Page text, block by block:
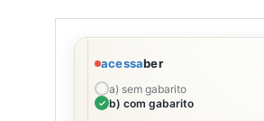
acessaber
a) sem gabarito
b) com gabarito